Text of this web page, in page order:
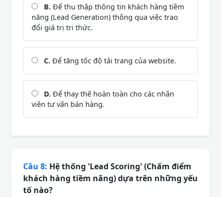
B. Để thu thập thông tin khách hàng tiềm
năng (Lead Generation) thông qua việc trao
đổi giá trị tri thức.
C. Để tăng tốc độ tải trang của website.
D. Để thay thế hoàn toàn cho các nhân
viên tư vấn bán hàng.
Câu 8: Hệ thống 'Lead Scoring' (Chấm điểm
khách hàng tiềm năng) dựa trên những yếu
tố nào?